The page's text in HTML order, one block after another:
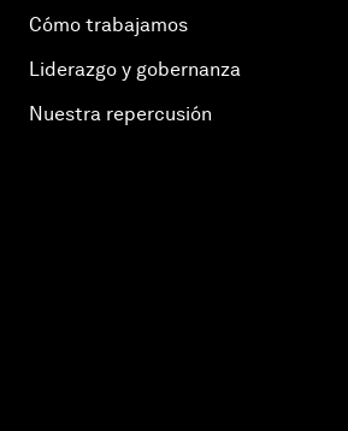
Cómo trabajamos
Liderazgo y gobernanza
Nuestra repercusión